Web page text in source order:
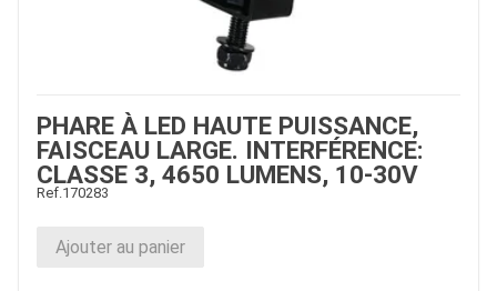
PHARE À LED HAUTE PUISSANCE,
FAISCEAU LARGE. INTERFÉRENCE:
CLASSE 3, 4650 LUMENS, 10-30V
Ref.170283
Ajouter au panier